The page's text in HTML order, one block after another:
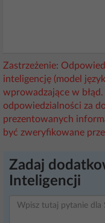
Zastrzeżenie:
inteligencję (model
wprowadzające w
odpowiedzialności za
prezentowanych
być zweryfikowane
Zadaj
Inteligencji